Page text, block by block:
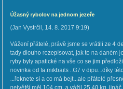
Úžasný rybolov na jednom jezeře
(Jan Vystrčil , 14. 8. 2017 9:19)
Vážení přátelé, právě jsme se vrátili ze 4
tady dlouho rozepisovat, jak to na daném
ryby byly apatické na vše co se jim
novinka od fa.mikbaits ..G7 v dipu...díky
...řeknete si a co má bejt...ale přátelé